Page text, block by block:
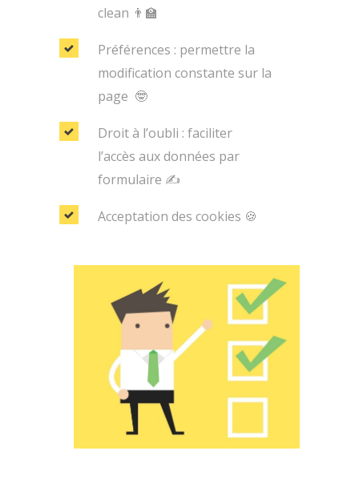
clean 👨‍🏫
Préférences : permettre la
modification constante sur la
page 🤓
Droit à l’oubli : faciliter
l’accès aux données par
formulaire ✍
Acceptation des cookies 🍪